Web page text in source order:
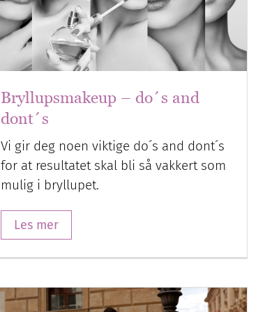
Bryllupsmakeup – do´s and
dont´s
Vi gir deg noen viktige do´s and dont´s
for at resultatet skal bli så vakkert som
mulig i bryllupet.
Les mer